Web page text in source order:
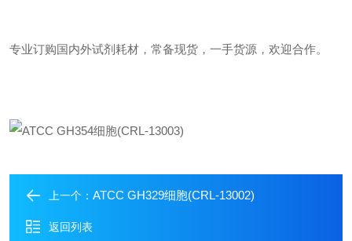
专业订购国内外试剂耗材，常备现货，一手货源，欢迎合作。
上一个： ATCC GH329细胞(CRL-13002)
返回列表